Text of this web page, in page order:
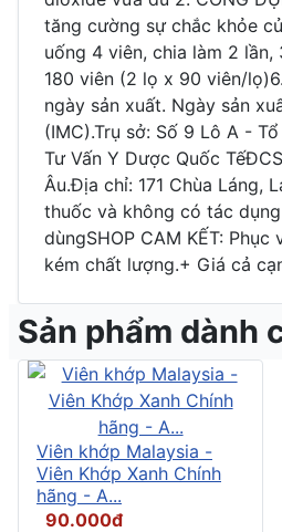
tăng cường sự chắc khỏe
uống 4 viên, chia làm 2
180 viên (2 lọ x 90 viên/
ngày sản xuất. Ngày sản
(IMC).Trụ sở: Số 9 Lô A -
Tư Vấn Y Dược Quốc
Âu.Địa chỉ: 171 Chùa Láng,
thuốc và không có tác
dùngSHOP CAM KẾT:
kém chất lượng.+ Giá cả
Sản phẩm dành
Viên khớp Malaysia -
Viên Khớp Xanh Chính
hãng - A...
90.000đ